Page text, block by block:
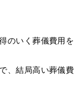
のいく葬儀費用を
、結局高い葬儀費